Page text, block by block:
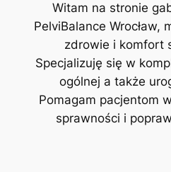
Witam na stronie
PelviBalance Wrocław,
zdrowie i komfort
Specjalizuję się w
ogólnej a także
Pomagam pacjentom
sprawności i